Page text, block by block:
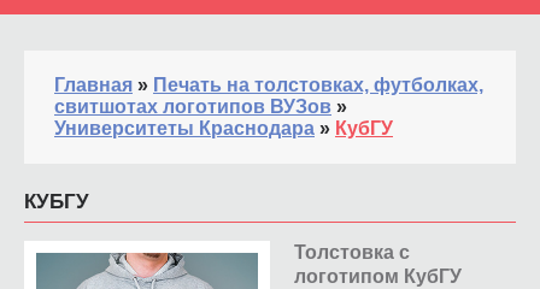
Главная » Печать на толстовках, футболках,
свитшотах логотипов ВУЗов »
Университеты Краснодара » КубГУ
КУБГУ
Толстовка с
логотипом КубГУ